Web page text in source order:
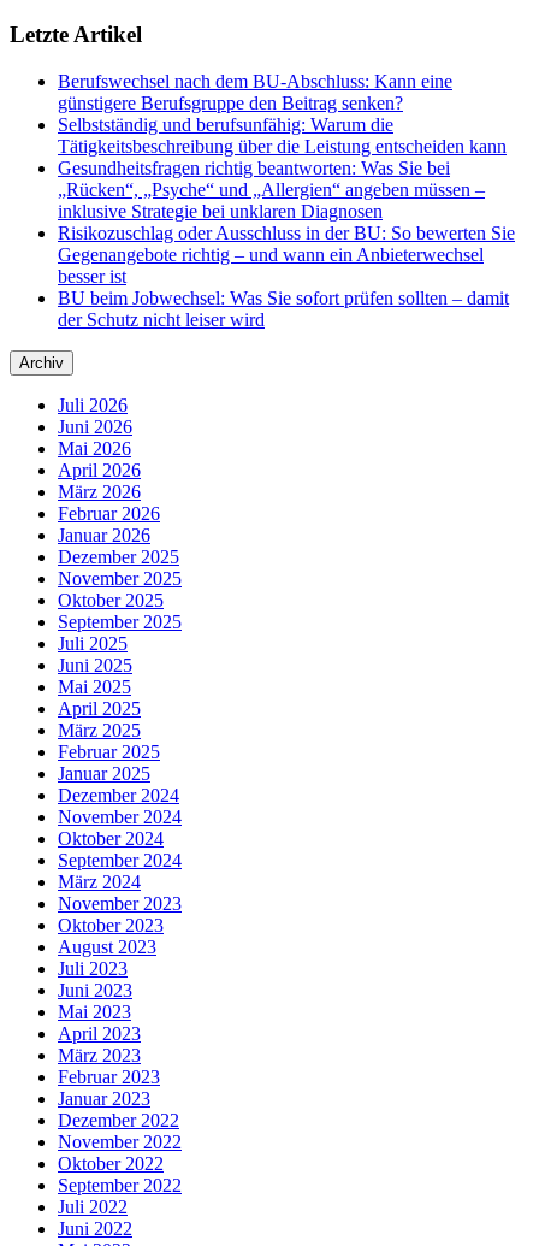
Letzte Artikel
Berufswechsel nach dem BU-Abschluss: Kann eine
günstigere Berufsgruppe den Beitrag senken?
Selbstständig und berufsunfähig: Warum die
Tätigkeitsbeschreibung über die Leistung entscheiden kann
Gesundheitsfragen richtig beantworten: Was Sie bei
„Rücken“, „Psyche“ und „Allergien“ angeben müssen –
inklusive Strategie bei unklaren Diagnosen
Risikozuschlag oder Ausschluss in der BU: So bewerten Sie
Gegenangebote richtig – und wann ein Anbieterwechsel
besser ist
BU beim Jobwechsel: Was Sie sofort prüfen sollten – damit
der Schutz nicht leiser wird
Archiv
Juli 2026
Juni 2026
Mai 2026
April 2026
März 2026
Februar 2026
Januar 2026
Dezember 2025
November 2025
Oktober 2025
September 2025
Juli 2025
Juni 2025
Mai 2025
April 2025
März 2025
Februar 2025
Januar 2025
Dezember 2024
November 2024
Oktober 2024
September 2024
März 2024
November 2023
Oktober 2023
August 2023
Juli 2023
Juni 2023
Mai 2023
April 2023
März 2023
Februar 2023
Januar 2023
Dezember 2022
November 2022
Oktober 2022
September 2022
Juli 2022
Juni 2022